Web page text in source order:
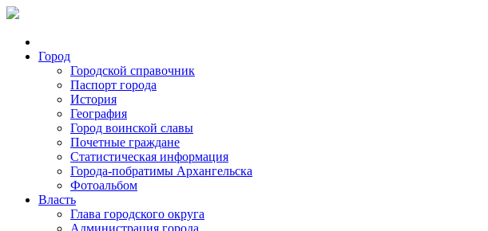
Город
Городской справочник
Паспорт города
История
География
Город воинской славы
Почетные граждане
Статистическая информация
Города-побратимы Архангельска
Фотоальбом
Власть
Глава городского округа
Администрация города